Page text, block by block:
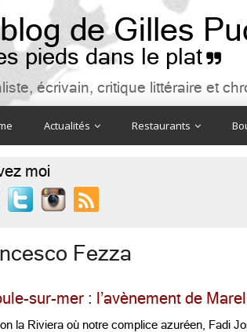
de Gilles
pieds dans le plat 
écrivain, critique littéraire et
Actualités Restaurants
moi

Fezza
sur-mer : l’avènement de
la Riviera où notre complice azuréen, Fadi